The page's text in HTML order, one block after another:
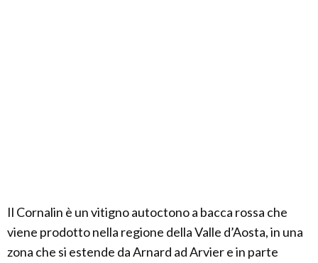
Il Cornalin è un vitigno autoctono a bacca rossa che
viene prodotto nella regione della Valle d’Aosta, in una
zona che si estende da Arnard ad Arvier e in parte